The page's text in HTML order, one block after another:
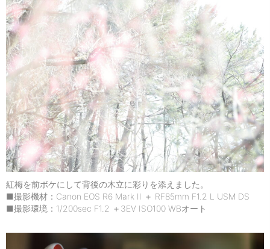
紅梅を前ボケにして背後の木立に彩りを添えました。
■撮影機材：Canon EOS R6 Mark II ＋ RF85mm F1.2 L USM DS
■撮影環境：1/200sec F1.2 ＋3EV ISO100 WBオート